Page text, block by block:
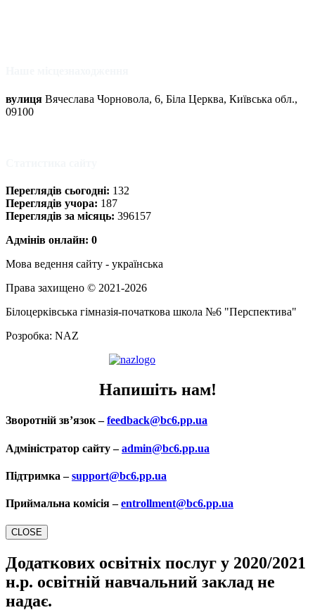
вулиця Вячеслава Чорновола, 6, Біла Церква, Київська обл.,
09100
Переглядів сьогодні: 132
Переглядів учора: 187
Переглядів за місяць: 396157
Адмінів онлайн: 0
Мова ведення сайту - українська
Права захищено © 2021-2026
Білоцерківська гімназія-початкова школа №6 "Перспектива"
Розробка: NAZ
Напишіть нам!
Зворотній зв’язок –feedback@bc6.pp.ua
Адміністратор сайту –admin@bc6.pp.ua
Підтримка –support@bc6.pp.ua
Приймальна комісія –entrollment@bc6.pp.ua
CLOSE
Додаткових освітніх послуг у 2020/2021
н.р. освітній навчальний заклад не
надає.